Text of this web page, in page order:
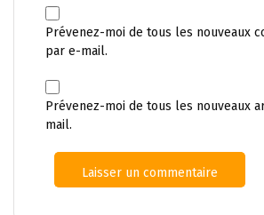
Prévenez-moi de tous les nouveaux
par e-mail.
Prévenez-moi de tous les nouveaux
mail.